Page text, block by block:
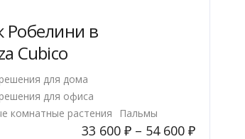
Робелини в
Cubico
для дома
для офиса
комнатные растения
Пальмы
33 600 ₽– 54 600 ₽